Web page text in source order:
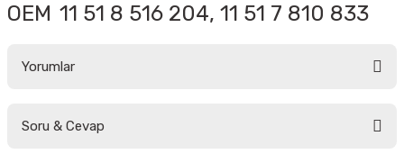
OEM 11 51 8 516 204, 11 51 7 810 833
Yorumlar
Soru & Cevap